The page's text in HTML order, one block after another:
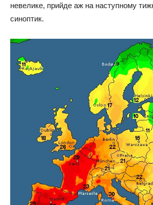
невелике, прийде аж на наступному
синоптик.